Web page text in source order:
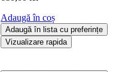
Adaugă în coș
Adaugă în lista cu preferințe
Vizualizare rapida